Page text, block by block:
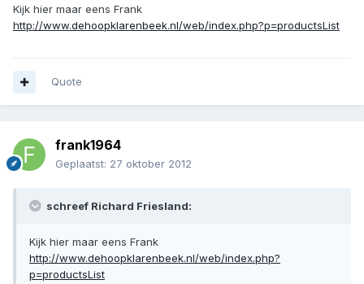
Kijk hier maar eens Frank
http://www.dehoopklarenbeek.nl/web/index.php?p=productsList
Quote
frank1964
Geplaatst: 27 oktober 2012
schreef Richard Friesland:
Kijk hier maar eens Frank
http://www.dehoopklarenbeek.nl/web/index.php?
p=productsList